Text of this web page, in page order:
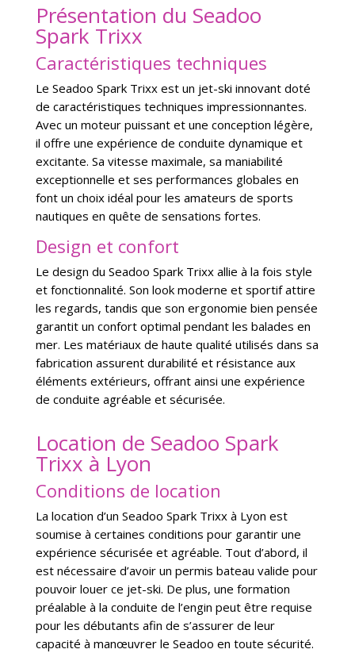
Présentation du Seadoo
Spark Trixx
Caractéristiques techniques
Le Seadoo Spark Trixx est un jet-ski innovant doté
de caractéristiques techniques impressionnantes.
Avec un moteur puissant et une conception légère,
il offre une expérience de conduite dynamique et
excitante. Sa vitesse maximale, sa maniabilité
exceptionnelle et ses performances globales en
font un choix idéal pour les amateurs de sports
nautiques en quête de sensations fortes.
Design et confort
Le design du Seadoo Spark Trixx allie à la fois style
et fonctionnalité. Son look moderne et sportif attire
les regards, tandis que son ergonomie bien pensée
garantit un confort optimal pendant les balades en
mer. Les matériaux de haute qualité utilisés dans sa
fabrication assurent durabilité et résistance aux
éléments extérieurs, offrant ainsi une expérience
de conduite agréable et sécurisée.
Location de Seadoo Spark
Trixx à Lyon
Conditions de location
La location d’un Seadoo Spark Trixx à Lyon est
soumise à certaines conditions pour garantir une
expérience sécurisée et agréable. Tout d’abord, il
est nécessaire d’avoir un permis bateau valide pour
pouvoir louer ce jet-ski. De plus, une formation
préalable à la conduite de l’engin peut être requise
pour les débutants afin de s’assurer de leur
capacité à manœuvrer le Seadoo en toute sécurité.